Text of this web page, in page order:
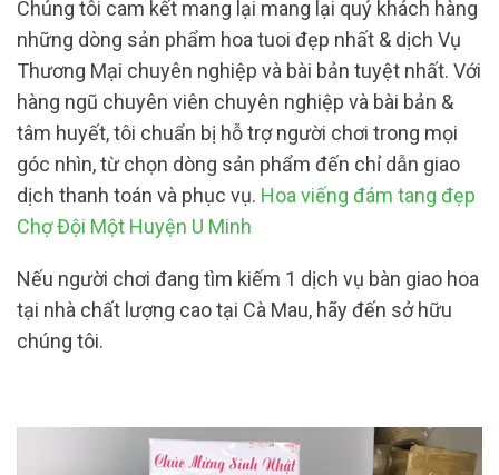
Chúng tôi cam kết mang lại mang lại quý khách hàng
những dòng sản phẩm hoa tuoi đẹp nhất & dịch Vụ
Thương Mại chuyên nghiệp và bài bản tuyệt nhất. Với
hàng ngũ chuyên viên chuyên nghiệp và bài bản &
tâm huyết, tôi chuẩn bị hỗ trợ người chơi trong mọi
góc nhìn, từ chọn dòng sản phẩm đến chỉ dẫn giao
dịch thanh toán và phục vụ. Hoa viếng đám tang đẹp
Chợ Đội Một Huyện U Minh
Nếu người chơi đang tìm kiếm 1 dịch vụ bàn giao hoa
tại nhà chất lượng cao tại Cà Mau, hãy đến sở hữu
chúng tôi.